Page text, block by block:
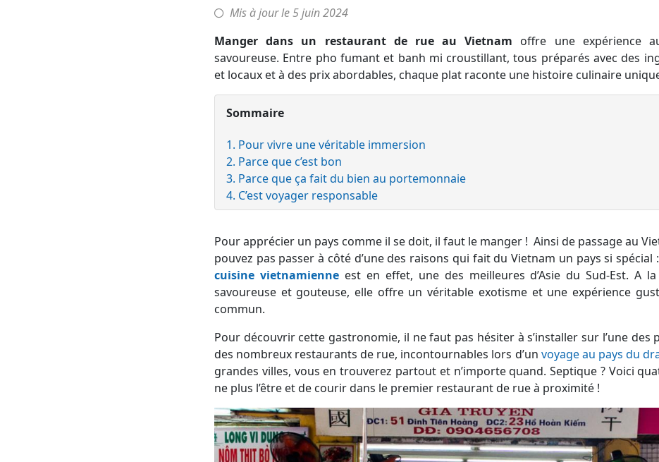
Mis à jour le5 juin 2024
Manger dans un restaurant de rue au Vietnam offre une expérience
savoureuse. Entre pho fumant et banh mi croustillant, tous préparés avec des
et locaux et à des prix abordables, chaque plat raconte une histoire culinaire
Sommaire
1. Pour vivre une véritable immersion
2. Parce que c’est bon
3. Parce que ça fait du bien au portemonnaie
4. C’est voyager responsable
Pour apprécier un pays comme il se doit, il faut le manger ! Ainsi de passage au
pouvez pas passer à côté d’une des raisons qui fait du Vietnam un pays si spécial
cuisine vietnamienneest en effet, une des meilleures d’Asie du Sud-Est. A
savoureuse et gouteuse, elle offre un véritable exotisme et une expérience
commun.
Pour découvrir cette gastronomie, il ne faut pas hésiter à s’installer sur l’une des
des nombreux restaurants de rue, incontournables lors d’un voyage au pays du
grandes villes, vous en trouverez partout et n’importe quand. Septique ? Voici
ne plus l’être et de courir dans le premier restaurant de rue à proximité !